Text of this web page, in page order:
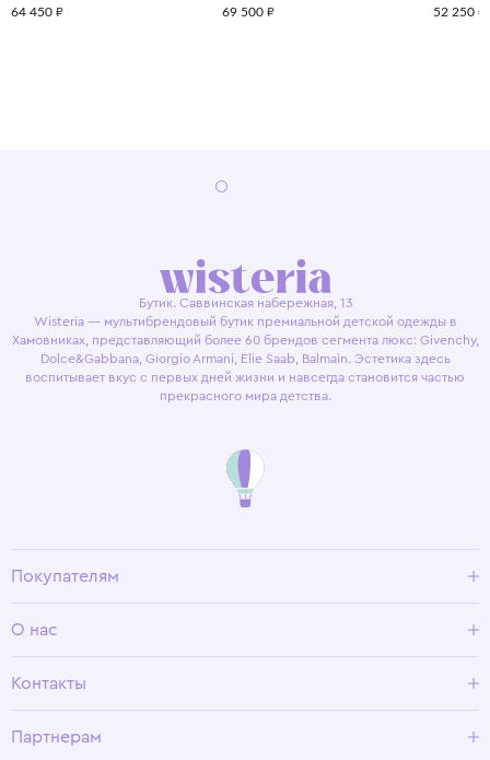
64 450 ₽ 69 500 ₽ 52 250 ₽
Бутик. Саввинская набережная, 13
Wisteria — мультибрендовый бутик премиальной детской одежды в
Хамовниках, представляющий более 60 брендов сегмента люкс: Givenchy,
Dolce&Gabbana, Giorgio Armani, Elie Saab, Balmain. Эстетика здесь
воспитывает вкус с первых дней жизни и навсегда становится частью
прекрасного мира детства.
Покупателям
Условия возврата
О нас
Программа лояльности
Контакты
Партнерам